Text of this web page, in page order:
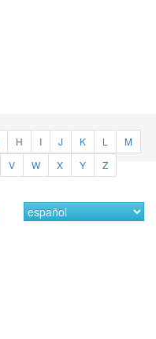
H I J K L
M
V W X Y Z